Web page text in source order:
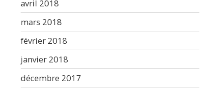
avril 2018
mars 2018
février 2018
janvier 2018
décembre 2017